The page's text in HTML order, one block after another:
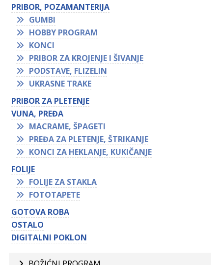
PRIBOR, POZAMANTERIJA
GUMBI
HOBBY PROGRAM
KONCI
PRIBOR ZA KROJENJE I ŠIVANJE
PODSTAVE, FLIZELIN
UKRASNE TRAKE
PRIBOR ZA PLETENJE
VUNA, PREĐA
MACRAME, ŠPAGETI
PREĐA ZA PLETENJE, ŠTRIKANJE
KONCI ZA HEKLANJE, KUKIČANJE
FOLIJE
FOLIJE ZA STAKLA
FOTOTAPETE
GOTOVA ROBA
OSTALO
DIGITALNI POKLON